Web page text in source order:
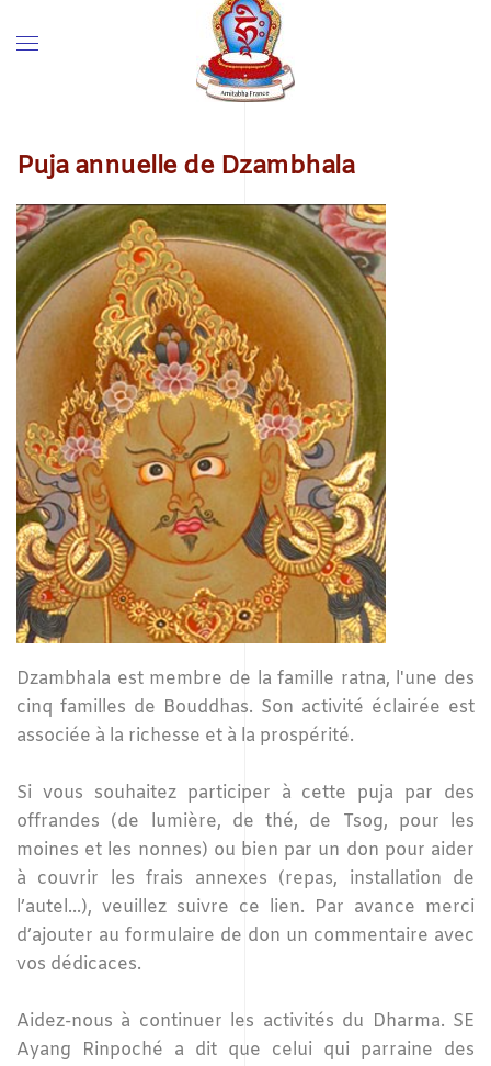
Puja annuelle de Dzambhala
Dzambhala est membre de la famille ratna, l'une des
cinq familles de Bouddhas. Son activité éclairée est
associée à la richesse et à la prospérité.
Si vous souhaitez participer à cette puja par des
offrandes (de lumière, de thé, de Tsog, pour les
moines et les nonnes) ou bien par un don pour aider
à couvrir les frais annexes (repas, installation de
l’autel...), veuillez suivre ce lien. Par avance merci
d’ajouter au formulaire de don un commentaire avec
vos dédicaces.
Aidez-nous à continuer les activités du Dharma. SE
Ayang Rinpoché a dit que celui qui parraine des